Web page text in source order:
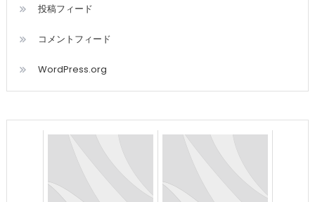
投稿フィード
コメントフィード
WordPress.org